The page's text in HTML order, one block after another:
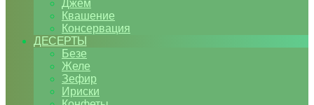
Джем
Квашение
Консервация
ДЕСЕРТЫ
Безе
Желе
Зефир
Ириски